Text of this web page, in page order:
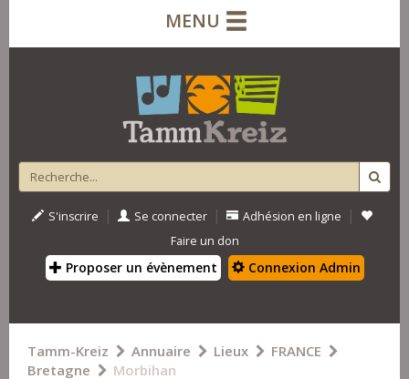
MENU
S'inscrire | Se connecter | Adhésion en ligne |
Faire un don
Proposer un évènement Connexion Admin
Tamm-Kreiz Annuaire Lieux
FRANCE
Bretagne
Morbihan